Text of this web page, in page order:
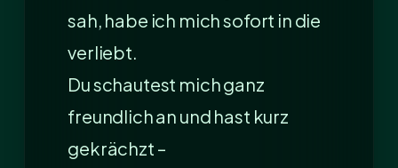
sah, habe ich mich sofort in die
verliebt.
Du schautest mich ganz
freundlich an und hast kurz
gekrächzt –